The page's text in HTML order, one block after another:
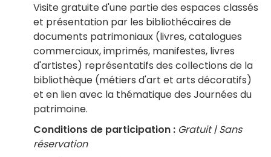
Visite gratuite d'une partie des espaces classés
et présentation par les bibliothécaires de
documents patrimoniaux (livres, catalogues
commerciaux, imprimés, manifestes, livres
d'artistes) représentatifs des collections de la
bibliothèque (métiers d'art et arts décoratifs)
et en lien avec la thématique des Journées du
patrimoine.
Conditions de participation : Gratuit | Sans
réservation